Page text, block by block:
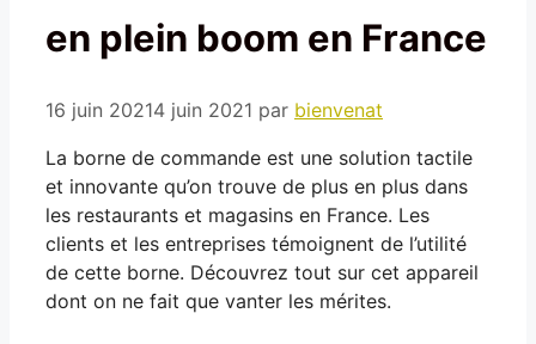
en plein boom en France
16 juin 20214 juin 2021 par bienvenat
La borne de commande est une solution tactile
et innovante qu’on trouve de plus en plus dans
les restaurants et magasins en France. Les
clients et les entreprises témoignent de l’utilité
de cette borne. Découvrez tout sur cet appareil
dont on ne fait que vanter les mérites.